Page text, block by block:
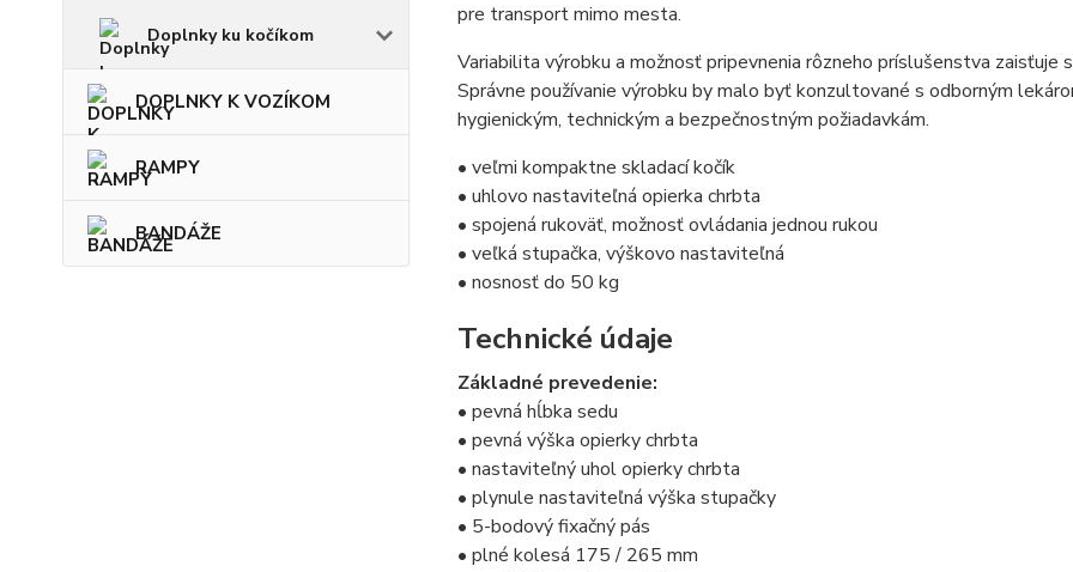
Doplnky ku kočíkom
DOPLNKY K VOZÍKOM
RAMPY
BANDÁŽE
pre transport mimo mesta.
Variabilita výrobku a možnosť pripevnenia rôzneho príslušenstva
Správne používanie výrobku by malo byť konzultované s odborným
hygienickým, technickým a bezpečnostným požiadavkám.
• veľmi kompaktne skladací kočík
• uhlovo nastaviteľná opierka chrbta
• spojená rukoväť, možnosť ovládania jednou rukou
• veľká stupačka, výškovo nastaviteľná
• nosnosť do 50 kg
Technické údaje
Základné prevedenie:
• pevná hĺbka sedu
• pevná výška opierky chrbta
• nastaviteľný uhol opierky chrbta
• plynule nastaviteľná výška stupačky
• 5-bodový fixačný pás
• plné kolesá 175 / 265 mm